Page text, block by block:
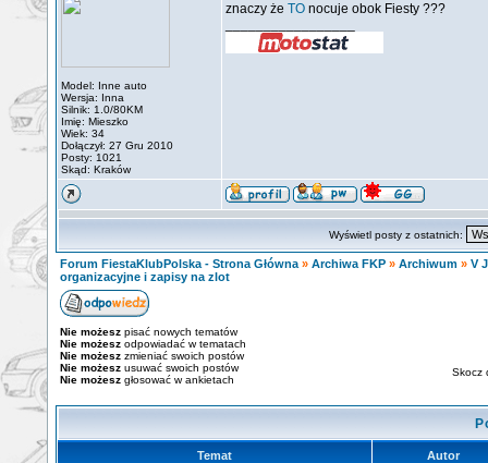
Model: Inne auto
Wersja: Inna
Silnik: 1.0/80KM
Imię: Mieszko
Wiek: 34
Dołączył: 27 Gru 2010
Posty: 1021
Skąd: Kraków
znaczy że TO nocuje obok Fiesty ???
Wyświetl posty z ostatnich:
Forum FiestaKlubPolska - Strona Główna » Archiwa FKP » Archiwum » V
organizacyjne i zapisy na zlot
Nie możesz pisać nowych tematów
Nie możesz odpowiadać w tematach
Nie możesz zmieniać swoich postów
Nie możesz usuwać swoich postów
Nie możesz głosować w ankietach
Skocz
Temat Autor